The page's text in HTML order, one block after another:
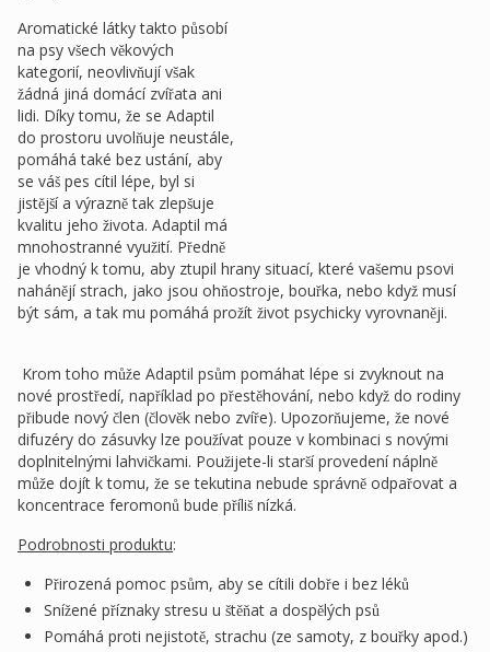
Aromatické látky takto působí
na psy všech věkových
kategorií, neovlivňují však
žádná jiná domácí zvířata ani
lidi. Díky tomu, že se Adaptil
do prostoru uvolňuje neustále,
pomáhá také bez ustání, aby
se váš pes cítil lépe, byl si
jistější a výrazně tak zlepšuje
kvalitu jeho života. Adaptil má
mnohostranné využití. Předně
je vhodný k tomu, aby ztupil hrany situací, které vašemu psovi
nahánějí strach, jako jsou ohňostroje, bouřka, nebo když musí
být sám, a tak mu pomáhá prožít život psychicky vyrovnaněji.
Krom toho může Adaptil psům pomáhat lépe si zvyknout na
nové prostředí, například po přestěhování, nebo když do rodiny
přibude nový člen (člověk nebo zvíře). Upozorňujeme, že nové
difuzéry do zásuvky lze používat pouze v kombinaci s novými
doplnitelnými lahvičkami. Použijete-li starší provedení náplně
může dojít k tomu, že se tekutina nebude správně odpařovat a
koncentrace feromonů bude příliš nízká.
Podrobnosti produktu:
Přirozená pomoc psům, aby se cítili dobře i bez léků
Snížené příznaky stresu u štěňat a dospělých psů
Pomáhá proti nejistotě, strachu (ze samoty, z bouřky apod.)